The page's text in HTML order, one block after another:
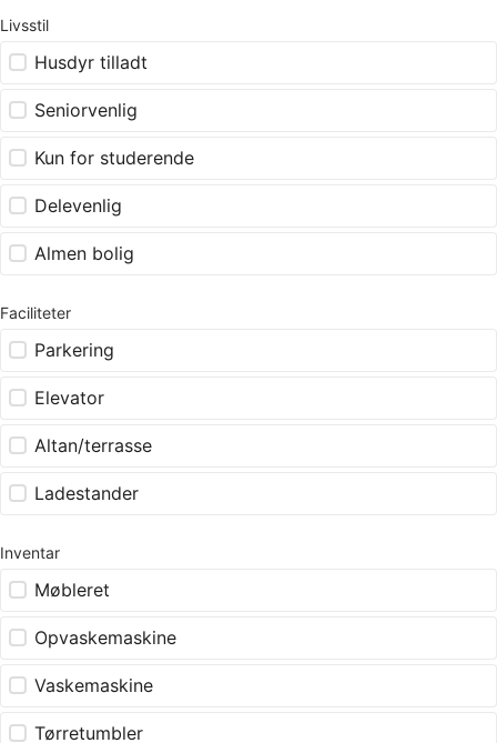
Livsstil
Husdyr tilladt
Seniorvenlig
Kun for studerende
Delevenlig
Almen bolig
Faciliteter
Parkering
Elevator
Altan/terrasse
Ladestander
Inventar
Møbleret
Opvaskemaskine
Vaskemaskine
Tørretumbler